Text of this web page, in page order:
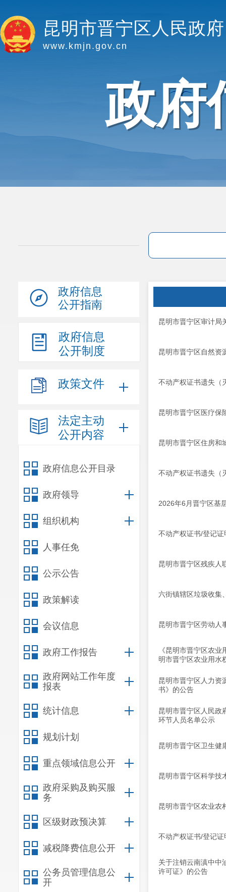
昆明市晋宁区人民政府
www.kmjn.gov.cn
政府
政府信息
公开指南
政府信息
公开制度
政策文件
法定主动
公开内容
政府信息公开目录
政府领导
组织机构
人事任免
公示公告
政策解读
会议信息
政府工作报告
政府网站工作年度
报表
统计信息
规划计划
重点领域信息公开
政府采购及购买服
务
区级财政预决算
减税降费信息公开
公务员管理信息公
开
昆明市晋宁区审计局
昆明市晋宁区自然资
不动产权证书遗失（
昆明市晋宁区医疗保
昆明市晋宁区住房和
不动产权证书遗失（
2026年6月晋宁区基
不动产权证书/登记
昆明市晋宁区残疾人
六街镇辖区垃圾收集
昆明市晋宁区劳动人
《昆明市晋宁区农
明市晋宁区农业用水
昆明市晋宁区人力资
书》的公告
昆明市晋宁区人民政
环节人员名单公示
昆明市晋宁区卫生健
昆明市晋宁区科学技
昆明市晋宁区农业农
不动产权证书/登记
关于注销云南滇中中
许可证》的公告